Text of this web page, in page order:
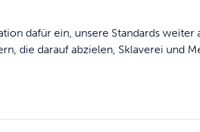
dafür ein, unsere Standards
die darauf abzielen, Sklaverei und